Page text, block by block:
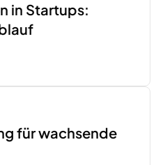
in Startups:
für wachsende